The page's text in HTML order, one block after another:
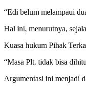
“Edi belum melampaui
Hal ini, menurutnya,
Kuasa hukum Pihak
“Masa Plt. tidak bisa
Argumentasi ini menjadi